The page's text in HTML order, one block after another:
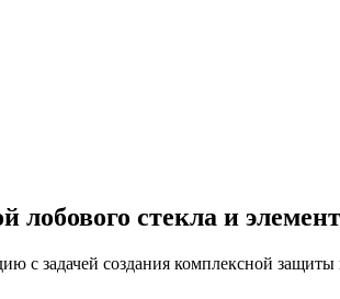
стекла и
с задачей создания комплексной